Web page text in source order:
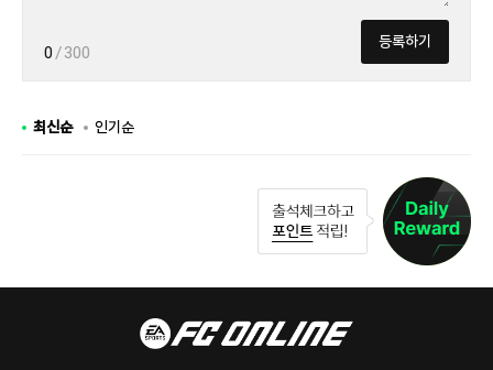
0 / 300
등록하기
최신순 인기순